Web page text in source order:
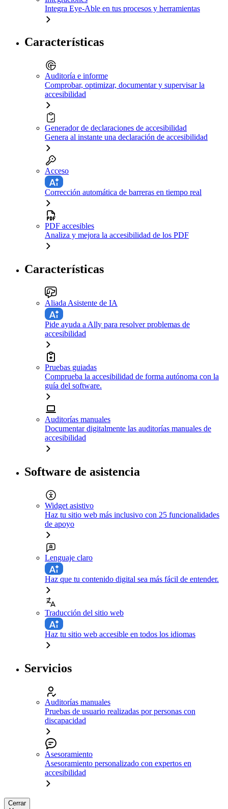
Integra Eye-Able en tus procesos y herramientas
Características
Auditoría e informe
Comprobar, optimizar, documentar y supervisar la
accesibilidad
Generador de declaraciones de accesibilidad
Genera al instante una declaración de accesibilidad
Acceso
Corrección automática de barreras en tiempo real
PDF accesibles
Analiza y mejora la accesibilidad de los PDF
Características
Aliada Asistente de IA
Pide ayuda a Ally para resolver problemas de
accesibilidad
Pruebas guiadas
Comprueba la accesibilidad de forma autónoma con la
guía del software.
Auditorías manuales
Documentar digitalmente las auditorías manuales de
accesibilidad
Software de asistencia
Widget asistivo
Haz tu sitio web más inclusivo con 25 funcionalidades
de apoyo
Lenguaje claro
Haz que tu contenido digital sea más fácil de entender.
Traducción del sitio web
Haz tu sitio web accesible en todos los idiomas
Servicios
Auditorías manuales
Pruebas de usuario realizadas por personas con
discapacidad
Asesoramiento
Asesoramiento personalizado con expertos en
accesibilidad
Cerrar